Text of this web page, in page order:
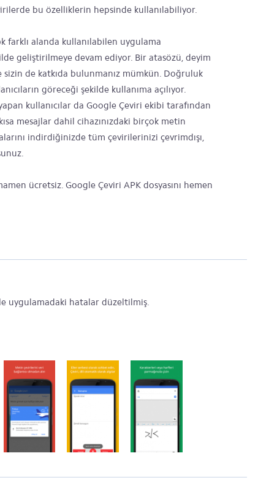
bu özelliklerin hepsinde kullanılabiliyor.
farklı alanda kullanılabilen uygulama
geliştirilmeye devam ediyor. Bir atasözü, deyim
de katkıda bulunmanız mümkün. Doğruluk
göreceği şekilde kullanıma açılıyor.
kullanıcılar da Google Çeviri ekibi tarafından
mesajlar dahil cihazınızdaki birçok metin
indirdiğinizde tüm çevirilerinizi çevrimdışı,
ücretsiz. Google Çeviri APK dosyasını hemen
uygulamadaki hatalar düzeltilmiş.